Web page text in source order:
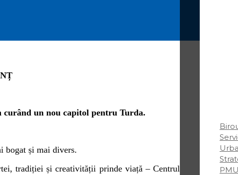
un nou capitol pentru Turda.
bogat și mai divers.
tradiției și creativității prinde viață – Centrul